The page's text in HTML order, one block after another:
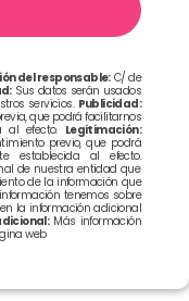
del responsable:C/ de
Sus datos serán usados
servicios. Publicidad:
que podrá facilitarnos
al efecto. Legitimación:
previo, que podrá
establecida al efecto.
de nuestra entidad que
de la información que
tenemos sobre
la información adicional
Más información
web